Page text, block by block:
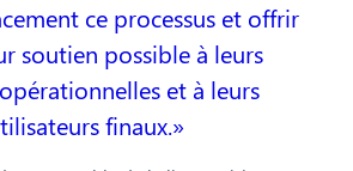
ce processus et offrir
soutien possible à leurs
et à leurs
finaux.